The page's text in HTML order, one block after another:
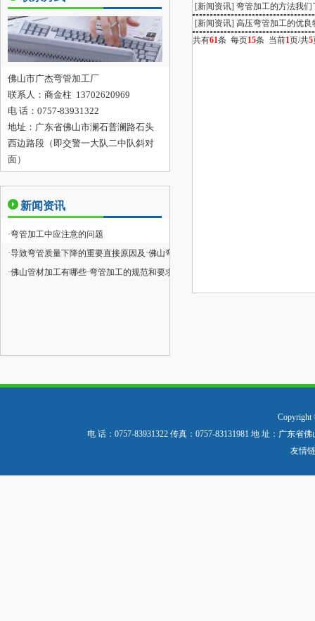
佛山市广杰弯管加工厂
联系人： 商金柱 13702620969
电 话：0757-83931322
地址： 广东省佛山市澜石普澜路石头
西边路段（即交警一大队二中队斜对
面）
新闻资讯
·弯管加工中应注意的问题
·导致弯管质量下降的重要直接原因及 ·佛山弯管加工方式
·佛山管材加工有哪些·弯管加工的规范和要求
[新闻资讯] 弯管加工的方法我
[新闻资讯] 高压弯管加工的优
共有61条 每页15条 当前1页/共5
电 话：0757-83931322 传真：0757-83131981 地 址：广东
友情